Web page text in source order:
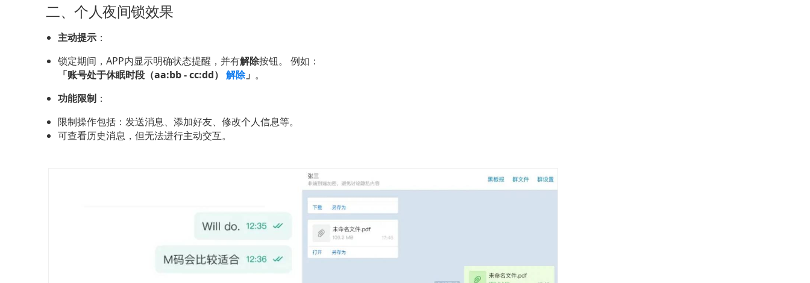
二、个人夜间锁效果
主动提示 ：
锁定期间，APP内显示明确状态提醒，并有解除按钮。 例如：
「账号处于休眠时段（aa:bb - cc:dd） 解除」 。
功能限制 ：
限制操作包括：发送消息、添加好友、修改个人信息等。
可查看历史消息，但无法进行主动交互。